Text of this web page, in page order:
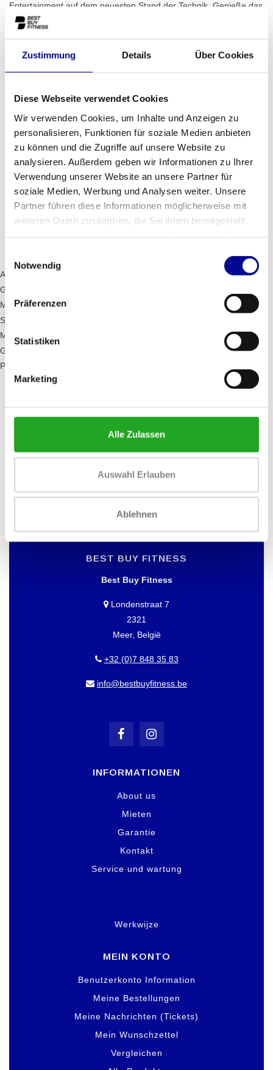
Zustimmung Details Über Cookies
Diese Webseite verwendet Cookies
Wir verwenden Cookies, um Inhalte und Anzeigen zu
personalisieren, Funktionen für soziale Medien anbieten
zu können und die Zugriffe auf unsere Website zu
analysieren. Außerdem geben wir Informationen zu Ihrer
Verwendung unserer Website an unsere Partner für
soziale Medien, Werbung und Analysen weiter. Unsere
Partner führen diese Informationen möglicherweise mit
weiteren Daten zusammen, die Sie ihnen bereitgestellt
Notwendig
Präferenzen
Statistiken
Marketing
Alle Zulassen
Auswahl Erlauben
Ablehnen
Entertainment auf dem neuesten Stand der Technik. Genieße das
natürliche Gefühl, auf einer gedämpften Oberfläche zu laufen und
Lesen Sie mehr..
PROFESSIONELLE
FITNESSGERÄTE
STANDARDMÄSSIG EIN J
AHR GARANTIE
MEHR ALS 28 JAHRE
ERFAHRUNG
BESTE PREISE UND
BESTE AUSSTATTUNG
INFORMATIONEN
Abmessungen (lxbxh): 219 x 96 x 155 cm
Gewicht: 195 kg
Maximales Benutzergewicht: 220 kg
Stufenhöhe: 28 cm
Motor: 8 PS (AC)
Geschwindigkeit: 0,8 - 25 km
Programme: 23
UNSERER ANGEBOTE INFORMIERT
BEST BUY FITNESS
Best Buy Fitness
Londenstraat 7
2321
Meer, België
+32 (0)7 848 35 83
info@bestbuyfitness.be
INFORMATIONEN
About us
Mieten
Garantie
Kontakt
Service und wartung
Werkwijze
MEIN KONTO
Benutzerkonto Information
Meine Bestellungen
Meine Nachrichten (Tickets)
Mein Wunschzettel
Vergleichen